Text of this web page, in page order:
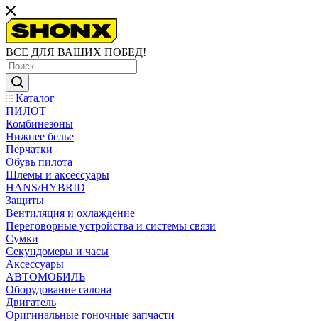
ВСЕ ДЛЯ ВАШИХ ПОБЕД!
Каталог
ПИЛОТ
Комбинезоны
Нижнее белье
Перчатки
Обувь пилота
Шлемы и аксессуары
HANS/HYBRID
Защиты
Вентиляция и охлаждение
Переговорные устройства и системы связи
Сумки
Секундомеры и часы
Аксессуары
АВТОМОБИЛЬ
Оборудование салона
Двигатель
Оригинальные гоночные запчасти